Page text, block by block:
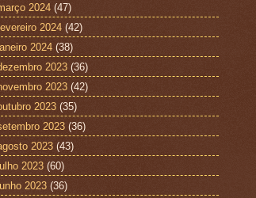
2024 (47)
2024 (42)
2024 (38)
2023 (36)
2023 (42)
2023 (35)
2023 (36)
2023 (43)
2023 (60)
2023 (36)